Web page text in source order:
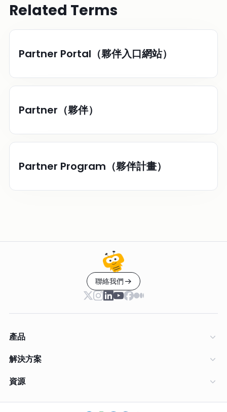
Related Terms
Partner Portal（夥伴入口網站）
Partner（夥伴）
Partner Program（夥伴計畫）
聯絡我們
產品
解決方案
資源